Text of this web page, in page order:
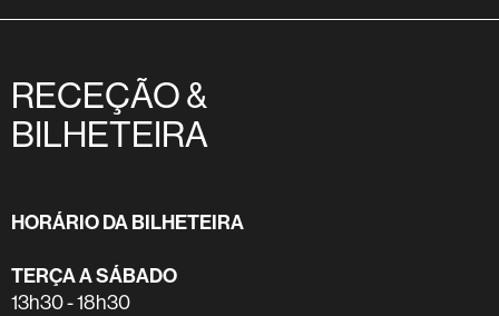
RECEÇÃO &
BILHETEIRA
HORÁRIO DA BILHETEIRA
TERÇA A SÁBADO
13h30 - 18h30